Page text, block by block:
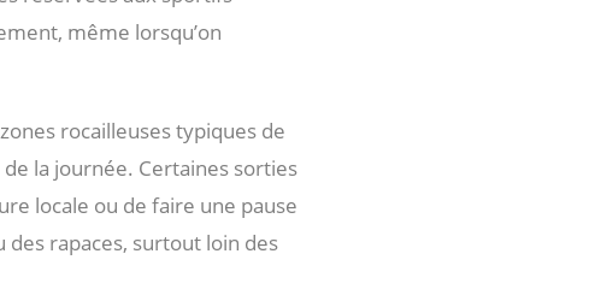
même lorsqu’on
rocailleuses typiques de
la journée. Certaines sorties
locale ou de faire une pause
des rapaces, surtout loin des